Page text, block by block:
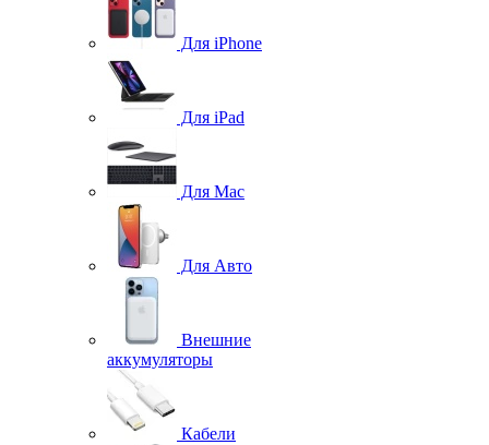
Для iPhone
Для iPad
Для Mac
Для Авто
Внешние
аккумуляторы
Кабели